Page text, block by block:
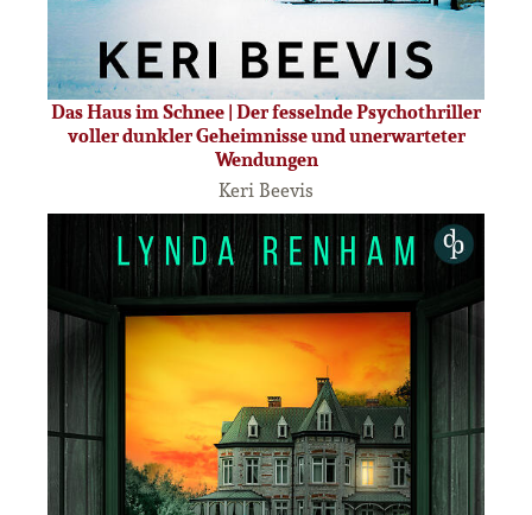
Das Haus im Schnee | Der fesselnde Psychothriller
voller dunkler Geheimnisse und unerwarteter
Wendungen
Keri Beevis